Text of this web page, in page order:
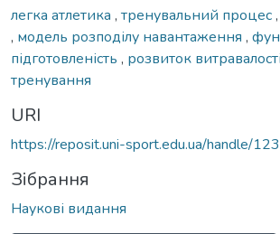
легка атлетика , тренувальний процес,
, модель розподілу навантаження ,
підготовленість , розвиток витравалості
тренування
URI
https://reposit.uni-sport.edu.ua/handle/
Зібрання
Наукові видання